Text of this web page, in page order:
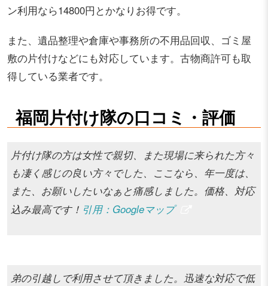
ン利用なら14800円とかなりお得です。
また、遺品整理や倉庫や事務所の不用品回収、ゴミ屋
敷の片付けなどにも対応しています。古物商許可も取
得している業者です。
福岡片付け隊の口コミ・評価
片付け隊の方は女性で親切、また現場に来られた方々
も凄く感じの良い方々でした、ここなら、年一度は、
また、お願いしたいなぁと痛感しました。価格、対応
込み最高です！ 引用：Googleマップ
弟の引越しで利用させて頂きました。迅速な対応で低